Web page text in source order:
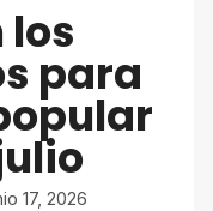
los
para
17, 2026